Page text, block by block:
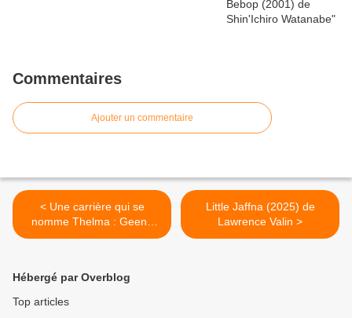
Commentaires
Ajouter un commentaire
< Une carrière qui se
nomme Thelma : Geena
Davis
Little Jaffna (2025) de
Lawrence Valin >
Hébergé par Overblog
Top articles